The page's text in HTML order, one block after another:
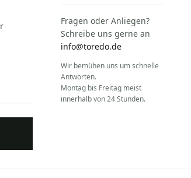
Fragen oder Anliegen?
Schreibe uns gerne an
info@toredo.de
Wir bemühen uns um schnelle
Antworten.
Montag bis Freitag meist
innerhalb von 24 Stunden.